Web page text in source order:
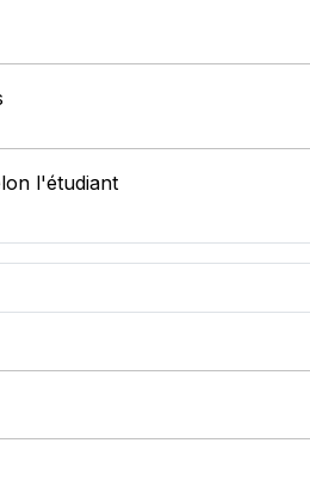
l'étudiant